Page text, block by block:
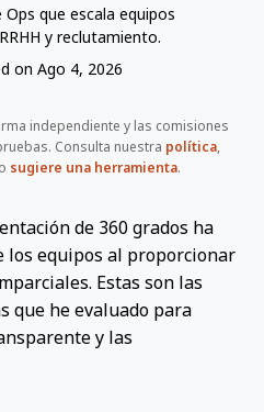
que escala equipos
y reclutamiento.
on Ago 4, 2026
independiente y las comisiones
Consulta nuestra política,
o sugiere una herramienta.
de 360 grados ha
los equipos al proporcionar
Estas son las
que he evaluado para
y las